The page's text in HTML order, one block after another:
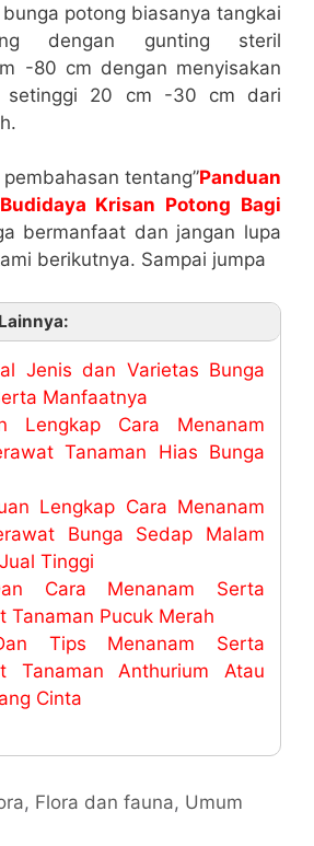
potong biasanya tangkai
dengan gunting steril
-80 cm dengan menyisakan
setinggi 20 cm -30 cm dari
tentang”Panduan
Krisan Potong Bagi
bermanfaat dan jangan lupa
berikutnya. Sampai jumpa
Jenis dan Varietas Bunga
Manfaatnya
Lengkap Cara Menanam
Tanaman Hias Bunga
Lengkap Cara Menanam
Bunga Sedap Malam
Tinggi
Cara Menanam Serta
Tanaman Pucuk Merah
Tips Menanam Serta
Tanaman Anthurium Atau
Cinta
, Flora dan fauna, Umum